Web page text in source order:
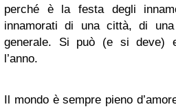
perché è la festa degli
innamorati di una città, di
generale. Si può (e si deve)
l’anno.
Il mondo è sempre pieno